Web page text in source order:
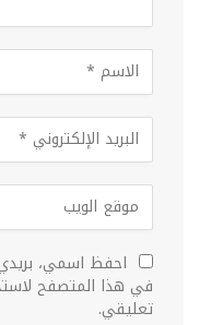
احفظ اسمي، بريدي
في هذا المتصفح
تعليقي.